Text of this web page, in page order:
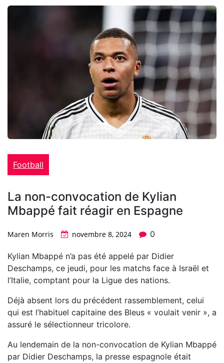
Football
La non-convocation de Kylian
Mbappé fait réagir en Espagne
Maren Morris novembre 8, 2024 0
Kylian Mbappé n’a pas été appelé par Didier
Deschamps, ce jeudi, pour les matchs face à Israël et
l’Italie, comptant pour la Ligue des nations.
Déjà absent lors du précédent rassemblement, celui
qui est l’habituel capitaine des Bleus « voulait venir », a
assuré le sélectionneur tricolore.
Au lendemain de la non-convocation de Kylian Mbappé
par Didier Deschamps, la presse espagnole était